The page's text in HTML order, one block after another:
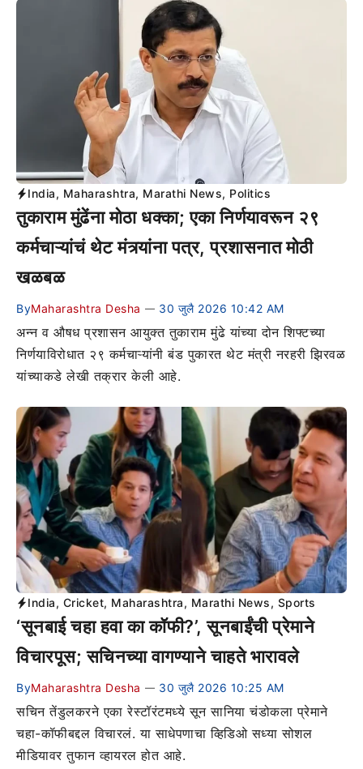
India, Maharashtra, Marathi News, Politics
तुकाराम मुंढेंना मोठा धक्का; एका निर्णयावरून २९
कर्मचाऱ्यांचं थेट मंत्र्यांना पत्र, प्रशासनात मोठी
खळबळ
ByMaharashtra Desha — 30 जुलै 2026 10:42 AM
अन्न व औषध प्रशासन आयुक्त तुकाराम मुंढे यांच्या दोन शिफ्टच्या
निर्णयाविरोधात २९ कर्मचाऱ्यांनी बंड पुकारत थेट मंत्री नरहरी झिरवळ
यांच्याकडे लेखी तक्रार केली आहे.
India, Cricket, Maharashtra, Marathi News, Sports
‘सूनबाई चहा हवा का कॉफी?’, सूनबाईंची प्रेमाने
विचारपूस; सचिनच्या वागण्याने चाहते भारावले
ByMaharashtra Desha — 30 जुलै 2026 10:25 AM
सचिन तेंडुलकरने एका रेस्टॉरंटमध्ये सून सानिया चंडोकला प्रेमाने
चहा-कॉफीबद्दल विचारलं. या साधेपणाचा व्हिडिओ सध्या सोशल
मीडियावर तुफान व्हायरल होत आहे.